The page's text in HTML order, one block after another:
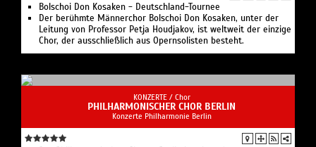
Bolschoi Don Kosaken - Deutschland-Tournee
Der berühmte Männerchor Bolschoi Don Kosaken, unter der
Leitung von Professor Petja Houdjakov, ist weltweit der einzige
Chor, der ausschließlich aus Opernsolisten besteht.
KONZERTE / Chor
PHILHARMONISCHER CHOR BERLIN
Konzerte Philharmonie Berlin